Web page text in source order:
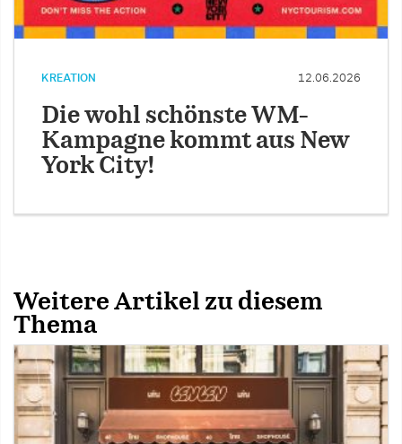
KREATION 12.06.2026
Die wohl schönste WM-
Kampagne kommt aus New
York City!
Weitere Artikel zu diesem
Thema